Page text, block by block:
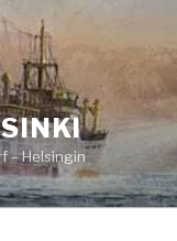
– Helsingin